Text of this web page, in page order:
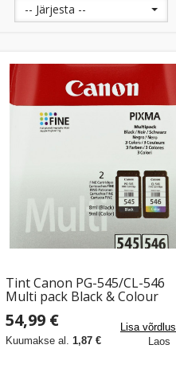
-- Järjesta --
Tint Canon PG-545/CL-546
Multi pack Black & Colour
PIXMA iP2850 MG2450
MG2550/2555/2950 MX495
MG3050
54,99 €
Kuumakse al. 1,87 €
Lisa
Laos